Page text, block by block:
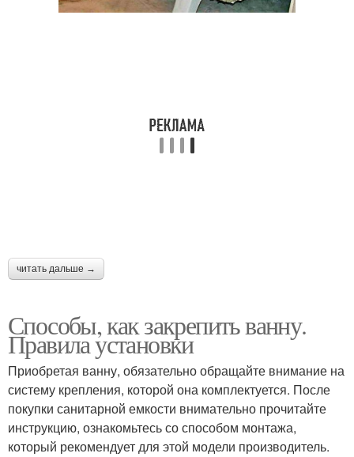
читать дальше →
Способы, как закрепить ванну.
Правила установки
Приобретая ванну, обязательно обращайте внимание на
систему крепления, которой она комплектуется. После
покупки санитарной емкости внимательно прочитайте
инструкцию, ознакомьтесь со способом монтажа,
который рекомендует для этой модели производитель.